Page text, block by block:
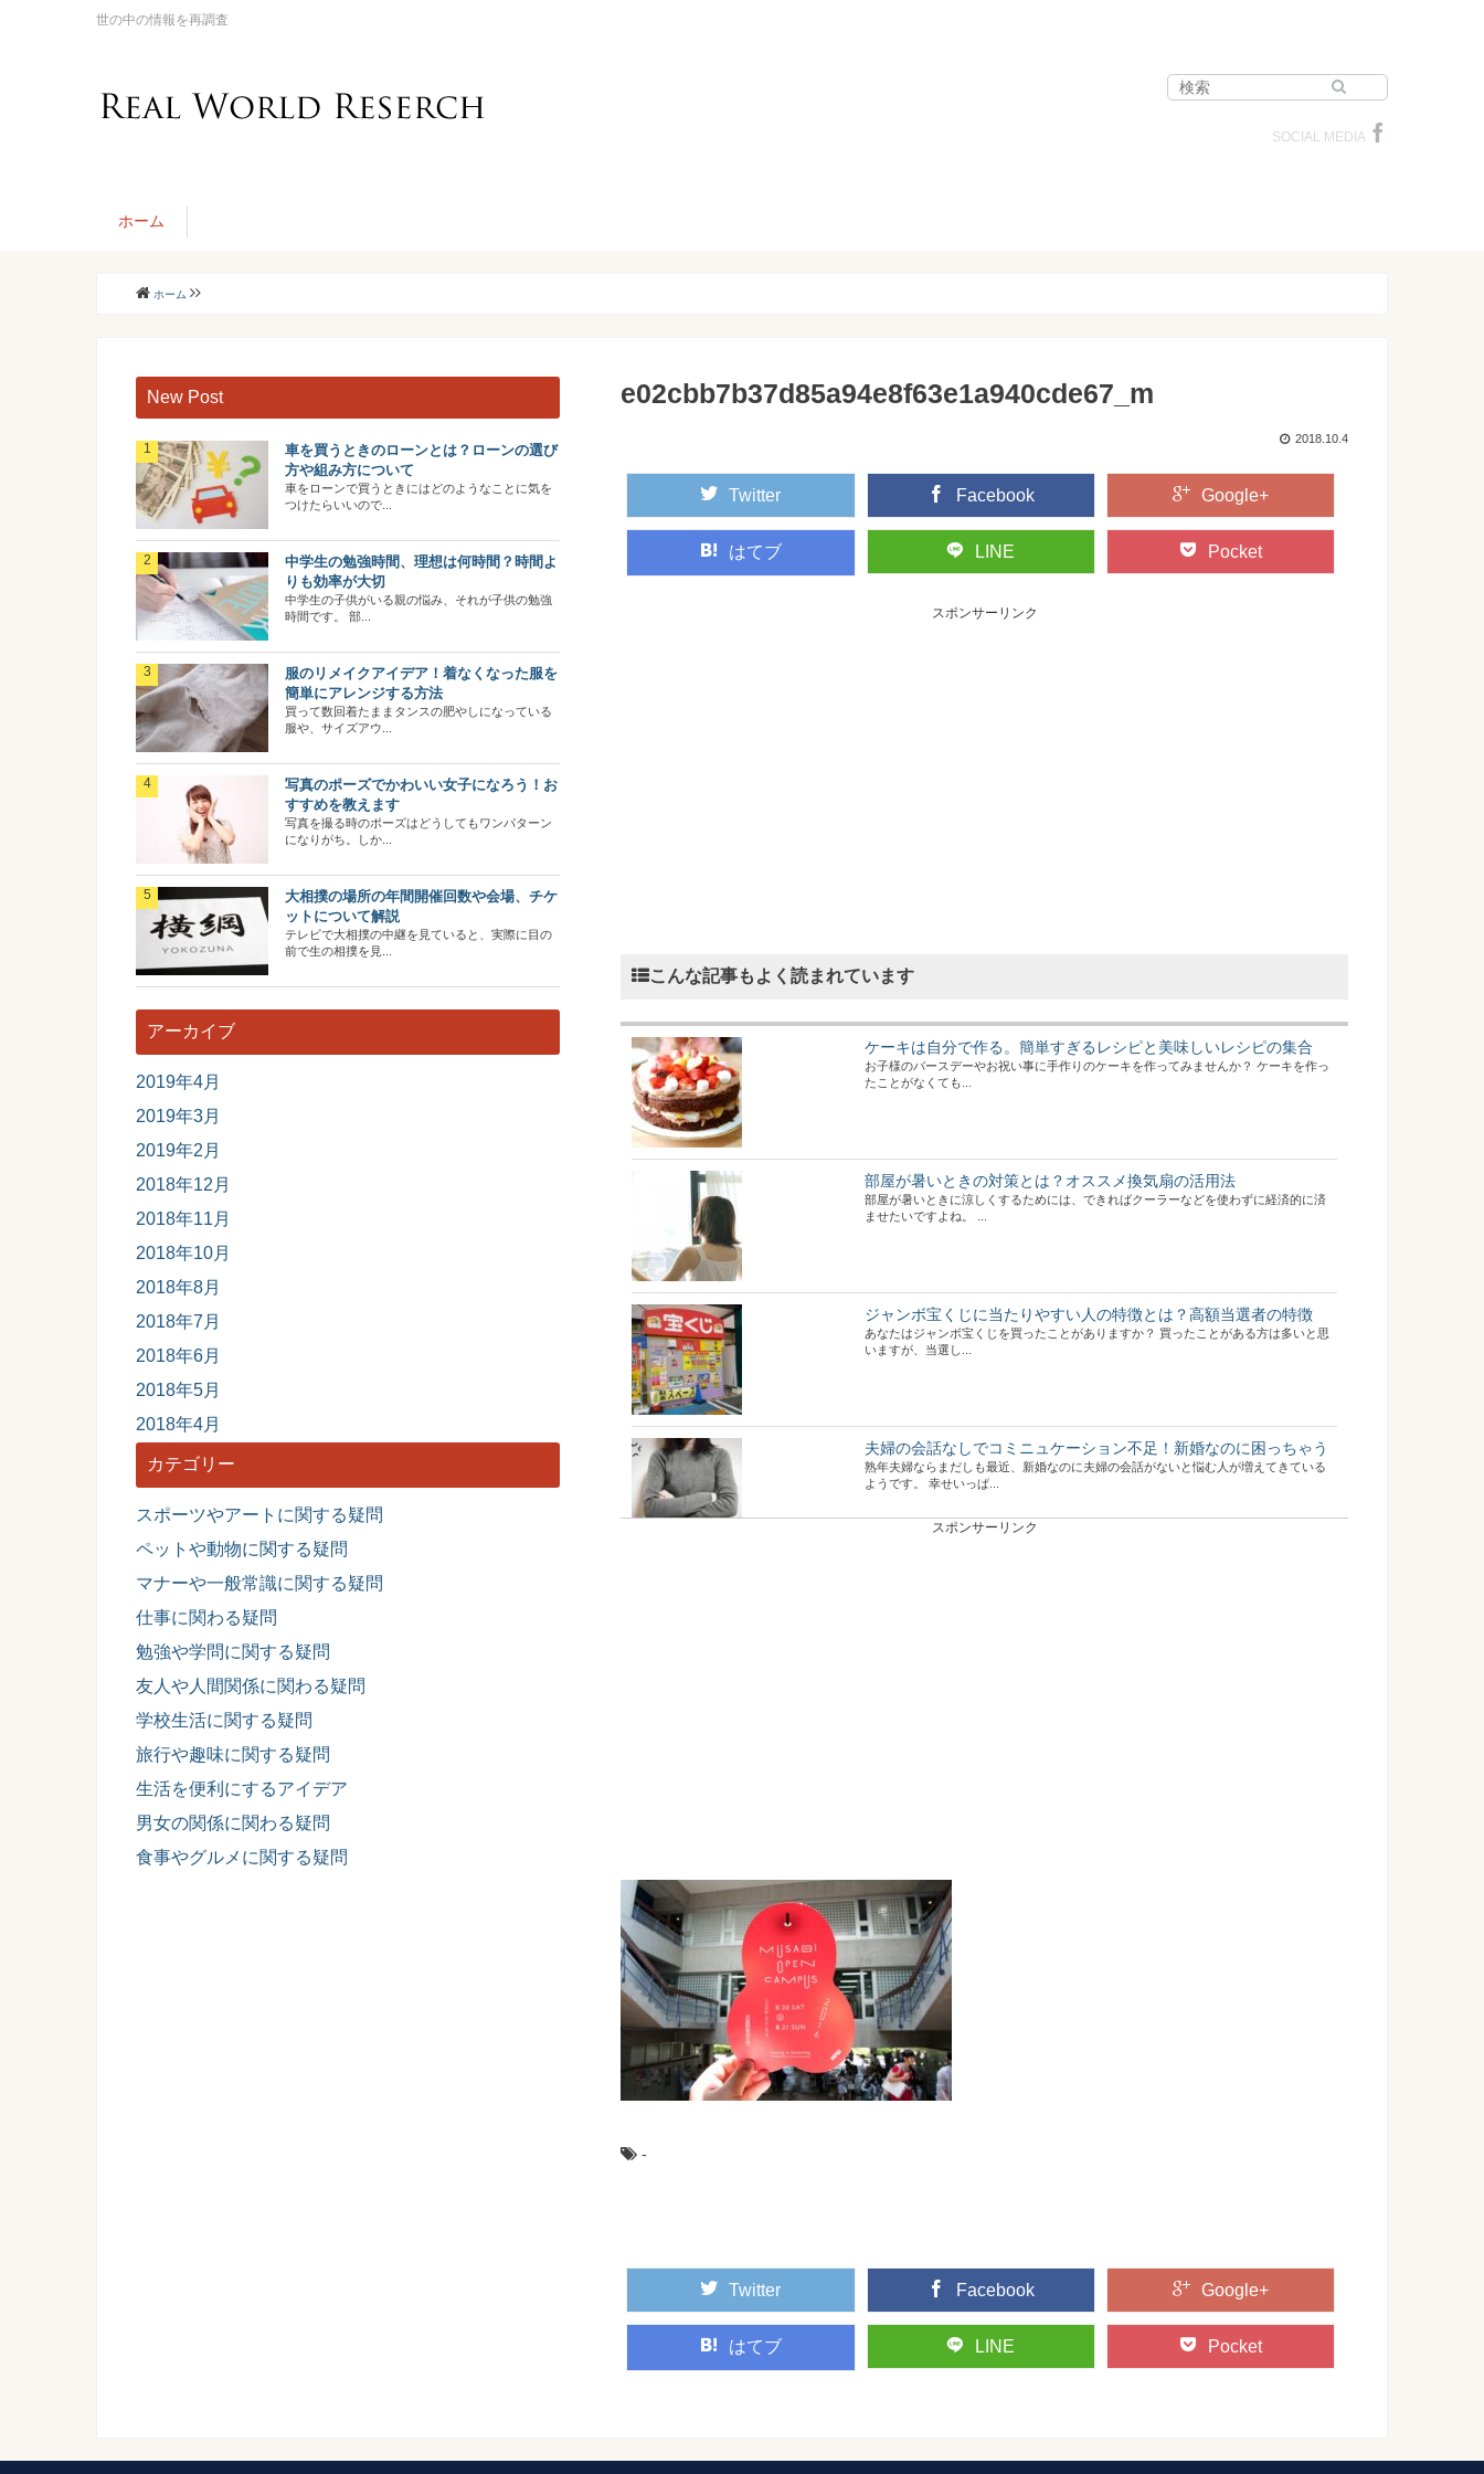
世の中の情報を再調査
SOCIAL MEDIA
ホーム
ホーム
e02cbb7b37d85a94e8f63e1a940cde67_m
2018.10.4
Twitter Facebook Google+
はてブ LINE Pocket
スポンサーリンク
こんな記事もよく読まれています
ケーキは自分で作る。簡単すぎるレシピと美味しいレシピの集合
お子様のバースデーやお祝い事に手作りのケーキを作ってみませんか？ ケーキを作っ
たことがなくても...
部屋が暑いときの対策とは？オススメ換気扇の活用法
部屋が暑いときに涼しくするためには、できればクーラーなどを使わずに経済的に済
ませたいですよね。 ...
ジャンボ宝くじに当たりやすい人の特徴とは？高額当選者の特徴
あなたはジャンボ宝くじを買ったことがありますか？ 買ったことがある方は多いと思
いますが、当選し...
夫婦の会話なしでコミニュケーション不足！新婚なのに困っちゃう
熟年夫婦ならまだしも最近、新婚なのに夫婦の会話がないと悩む人が増えてきている
ようです。 幸せいっぱ...
か、こだわりの漢字を...
車の曇り止めが効かない！そんな時にはこの方法を試そう！
雨降りや雪が降った時にいざ車を発車させようとしたら、車の曇り止めが効かない、
なんて経験をされた方も多...
高気密高断熱の住宅が増えて、室内温度を快適に保ちやすくなりました。しかし室内
が乾燥してしまうこともあ...
スポンサーリンク
-
Twitter Facebook Google+
はてブ LINE Pocket
New Post
車を買うときのローンとは？ローンの選び
方や組み方について
車をローンで買うときにはどのようなことに気を
つけたらいいので...
中学生の勉強時間、理想は何時間？時間よ
りも効率が大切
中学生の子供がいる親の悩み、それが子供の勉強
時間です。 部...
服のリメイクアイデア！着なくなった服を
簡単にアレンジする方法
買って数回着たままタンスの肥やしになっている
服や、サイズアウ...
写真のポーズでかわいい女子になろう！お
すすめを教えます
写真を撮る時のポーズはどうしてもワンパターン
になりがち。しか...
大相撲の場所の年間開催回数や会場、チケ
ットについて解説
テレビで大相撲の中継を見ていると、実際に目の
前で生の相撲を見...
アーカイブ
2019年4月
2019年3月
2019年2月
2018年12月
2018年11月
2018年10月
2018年8月
2018年7月
2018年6月
2018年5月
2018年4月
カテゴリー
スポーツやアートに関する疑問
ペットや動物に関する疑問
マナーや一般常識に関する疑問
仕事に関わる疑問
勉強や学問に関する疑問
友人や人間関係に関わる疑問
学校生活に関する疑問
旅行や趣味に関する疑問
生活を便利にするアイデア
男女の関係に関わる疑問
食事やグルメに関する疑問